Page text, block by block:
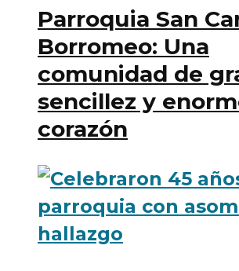
Parroquia San
Borromeo: Una
comunidad de
sencillez y
corazón